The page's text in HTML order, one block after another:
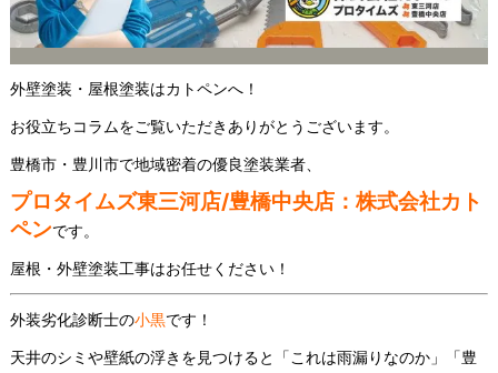
外壁塗装・屋根塗装はカトペンへ！
お役立ちコラムをご覧いただきありがとうございます。
豊橋市・豊川市で地域密着の優良塗装業者、
プロタイムズ東三河店/豊橋中央店：株式会社カト
ペンです。
屋根・外壁塗装工事はお任せください！
外装劣化診断士の小黒です！
天井のシミや壁紙の浮きを見つけると「これは雨漏りなのか」「豊